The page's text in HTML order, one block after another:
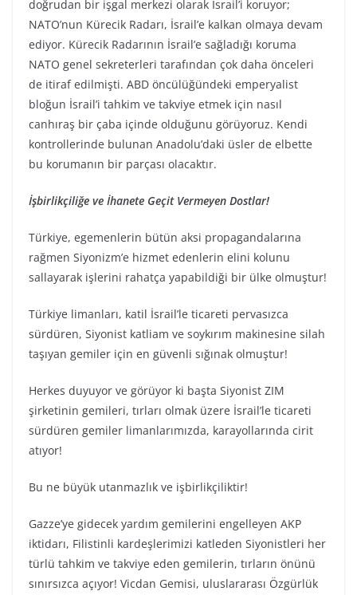
doğrudan bir işgal merkezi olarak İsrail’i koruyor;
NATO’nun Kürecik Radarı, İsrail’e kalkan olmaya devam
ediyor. Kürecik Radarının İsrail’e sağladığı koruma
NATO genel sekreterleri tarafından çok daha önceleri
de itiraf edilmişti. ABD öncülüğündeki emperyalist
bloğun İsrail’i tahkim ve takviye etmek için nasıl
canhıraş bir çaba içinde olduğunu görüyoruz. Kendi
kontrollerinde bulunan Anadolu’daki üsler de elbette
bu korumanın bir parçası olacaktır.
İşbirlikçiliğe ve İhanete Geçit Vermeyen Dostlar!
Türkiye, egemenlerin bütün aksi propagandalarına
rağmen Siyonizm’e hizmet edenlerin elini kolunu
sallayarak işlerini rahatça yapabildiği bir ülke olmuştur!
Türkiye limanları, katil İsrail’le ticareti pervasızca
sürdüren, Siyonist katliam ve soykırım makinesine silah
taşıyan gemiler için en güvenli sığınak olmuştur!
Herkes duyuyor ve görüyor ki başta Siyonist ZIM
şirketinin gemileri, tırları olmak üzere İsrail’le ticareti
sürdüren gemiler limanlarımızda, karayollarında cirit
atıyor!
Bu ne büyük utanmazlık ve işbirlikçiliktir!
Gazze’ye gidecek yardım gemilerini engelleyen AKP
iktidarı, Filistinli kardeşlerimizi katleden Siyonistleri her
türlü tahkim ve takviye eden gemilerin, tırların önünü
sınırsızca açıyor! Vicdan Gemisi, uluslararası Özgürlük